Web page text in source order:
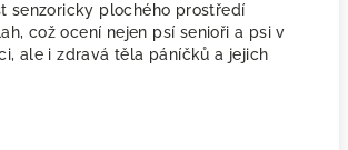
senzoricky plochého prostředí
což ocení nejen psí senioři a psi v
ale i zdravá těla páníčků a jejich